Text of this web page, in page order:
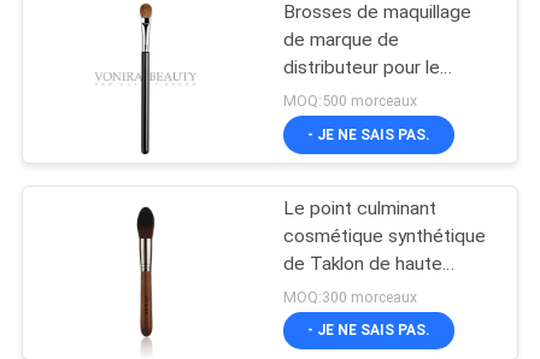
Brosses de maquillage
de marque de
distributeur pour le
maquillage d'oeil
mélangeant la brosse de
cheveux naturelle de
MOQ:500 morceaux
- JE NE SAIS PAS.
Le point culminant
cosmétique synthétique
de Taklon de haute
catégorie a effilé la
poudre de maquillage
balayent l'usine créative
MOQ:300 morceaux
- JE NE SAIS PAS.